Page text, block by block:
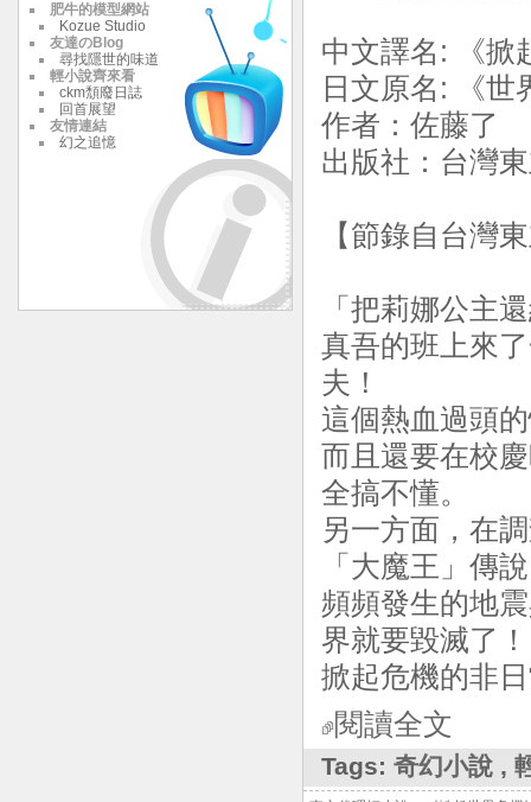
中文譯名: 《
日文原名: 《
作者：佐藤
出版社：台灣
【節錄自台灣
「把莉娜公主
真吾的班上來
夫！
這個熱血過頭
而且還要在校
全搞不懂。
另一方面，在
「大魔王」傳
頻頻發生的地
界就要毀滅了
掀起危機的非
閱讀全文
Tags: 奇幻小說 ,
肥牛的模型網站
Kozue Studio
友達のBlog
尋找隱世的味道
輕小說齊來看
ckm頹廢日誌
回首展望
友情連結
幻之追憶